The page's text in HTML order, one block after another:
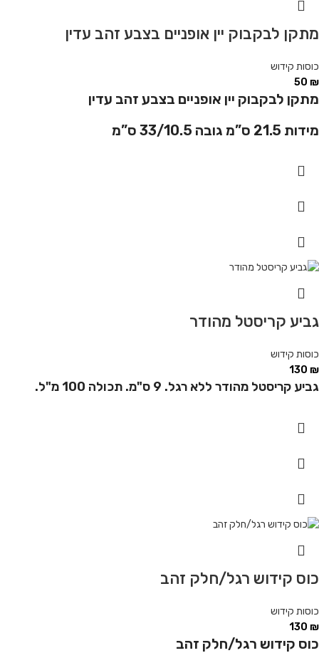
מתקן לבקבוק יין אופניים בצבע זהב עדין
כוסות קידוש
50 ₪
מתקן לבקבוק יין אופניים בצבע זהב עדין
מידות 21.5 ס”מ גובה 33/10.5 ס”מ
גביע קריסטל מהודר
כוסות קידוש
130 ₪
גביע קריסטל מהודר ללא רגל. 9 ס"מ. תכולה 100 מ"ל.
כוס קידוש רגל/חלק זהב
כוסות קידוש
130 ₪
כוס קידוש רגל/חלק זהב